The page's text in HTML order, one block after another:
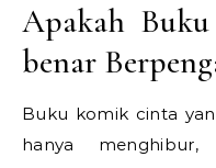
Apakah
benar
Buku komik cinta
hanya